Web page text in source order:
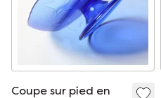
Coupe sur pied en